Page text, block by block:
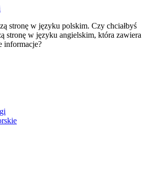
stronę w języku polskim. Czy chciałbyś
stronę w języku angielskim, która zawiera
informacje?